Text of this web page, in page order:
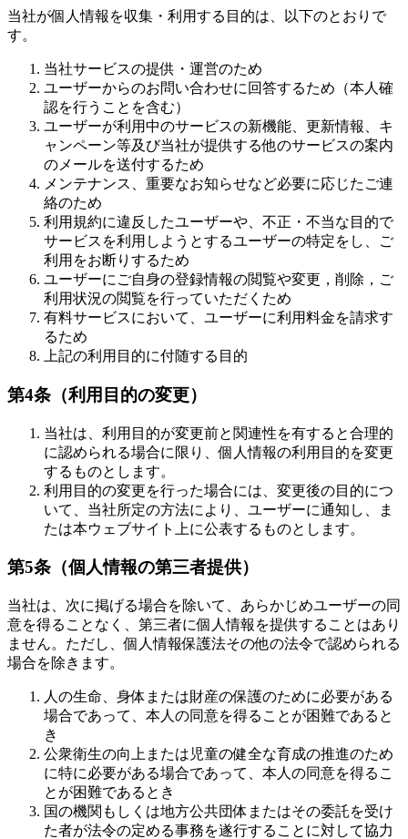
当社が個人情報を収集・利用する目的は、以下のとおりで
す。
当社サービスの提供・運営のため
ユーザーからのお問い合わせに回答するため（本人確
認を行うことを含む）
ユーザーが利用中のサービスの新機能、更新情報、キ
ャンペーン等及び当社が提供する他のサービスの案内
のメールを送付するため
メンテナンス、重要なお知らせなど必要に応じたご連
絡のため
利用規約に違反したユーザーや、不正・不当な目的で
サービスを利用しようとするユーザーの特定をし、ご
利用をお断りするため
ユーザーにご自身の登録情報の閲覧や変更，削除，ご
利用状況の閲覧を行っていただくため
有料サービスにおいて、ユーザーに利用料金を請求す
るため
上記の利用目的に付随する目的
第4条（利用目的の変更）
当社は、利用目的が変更前と関連性を有すると合理的
に認められる場合に限り、個人情報の利用目的を変更
するものとします。
利用目的の変更を行った場合には、変更後の目的につ
いて、当社所定の方法により、ユーザーに通知し、ま
たは本ウェブサイト上に公表するものとします。
第5条（個人情報の第三者提供）
当社は、次に掲げる場合を除いて、あらかじめユーザーの同
意を得ることなく、第三者に個人情報を提供することはあり
ません。ただし、個人情報保護法その他の法令で認められる
場合を除きます。
人の生命、身体または財産の保護のために必要がある
場合であって、本人の同意を得ることが困難であると
き
公衆衛生の向上または児童の健全な育成の推進のため
に特に必要がある場合であって、本人の同意を得るこ
とが困難であるとき
国の機関もしくは地方公共団体またはその委託を受け
た者が法令の定める事務を遂行することに対して協力